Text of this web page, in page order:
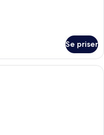
Se priser
Room | Italienske Frette-